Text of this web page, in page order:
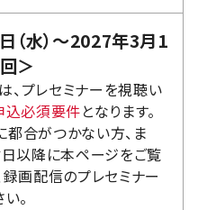
（水）～2027年3月1
＞
、プレセミナーを視聴い
込必須要件となります。
都合がつかない方、ま
日以降に本ページをご覧
録画配信のプレセミナー
。